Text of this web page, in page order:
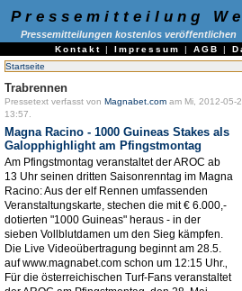
Pressemitteilung
Pressemitteilungen kostenlos veröffentlichen
Kontakt | Impressum | AGB |
Startseite
Trabrennen
Pressetext verfasst von Magnabet.com am Mi, 2012-05-
13:57.
Magna Racino - 1000 Guineas Stakes als
Galopphighlight am Pfingstmontag
Am Pfingstmontag veranstaltet der AROC ab
13 Uhr seinen dritten Saisonrenntag im Magna
Racino: Aus der elf Rennen umfassenden
Veranstaltungskarte, stechen die mit € 6.000,-
dotierten "1000 Guineas" heraus - in der
sieben Vollblutdamen um den Sieg kämpfen.
Die Live Videoübertragung beginnt am 28.5.
auf www.magnabet.com schon um 12:15 Uhr.‚
Für die österreichischen Turf-Fans veranstaltet